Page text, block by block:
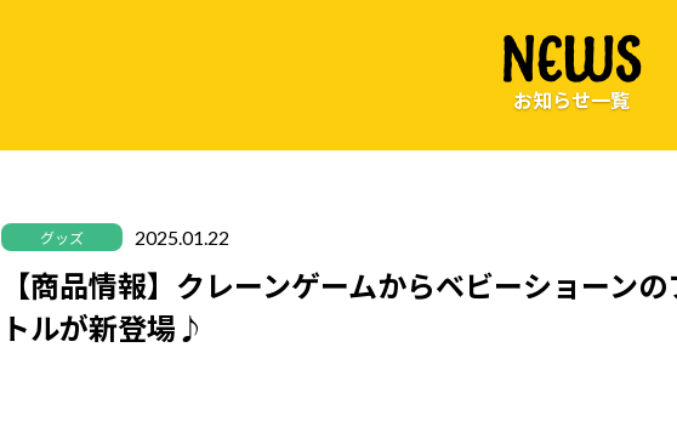
NEWS
お知らせ一覧
グッズ 2025.01.22
【商品情報】クレーンゲームからベビーショーン
トルが新登場♪